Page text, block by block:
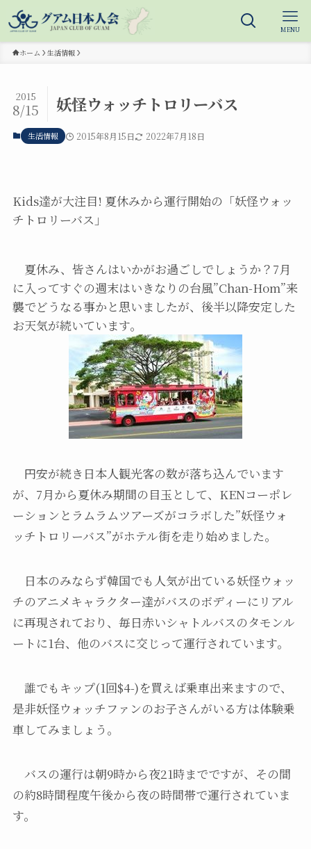
MENU
ホーム 生活情報
妖怪ウォッチトロリーバス
2015
8/15
生活情報 2015年8月15日 2022年7月18日
Kids達が大注目! 夏休みから運行開始の「妖怪ウォッ
チトロリーバス」
夏休み、皆さんはいかがお過ごしでしょうか？7月
に入ってすぐの週末はいきなりの台風”Chan-Hom”来
襲でどうなる事かと思いましたが、後半以降安定した
お天気が続いています。
円安が続き日本人観光客の数が落ち込んでいます
が、7月から夏休み期間の目玉として、KENコーポレ
ーションとラムラムツアーズがコラボした”妖怪ウォ
ッチトロリーバス”がホテル街を走り始めました。
日本のみならず韓国でも人気が出ている妖怪ウォッ
チのアニメキャラクター達がバスのボディーにリアル
に再現されており、毎日赤いシャトルバスのタモンル
ートに1台、他のバスに交じって運行されています。
誰でもキップ(1回$4-)を買えば乗車出来ますので、
是非妖怪ウォッチファンのお子さんがいる方は体験乗
車してみましょう。
バスの運行は朝9時から夜21時までですが、その間
の約8時間程度午後から夜の時間帯で運行されていま
す。